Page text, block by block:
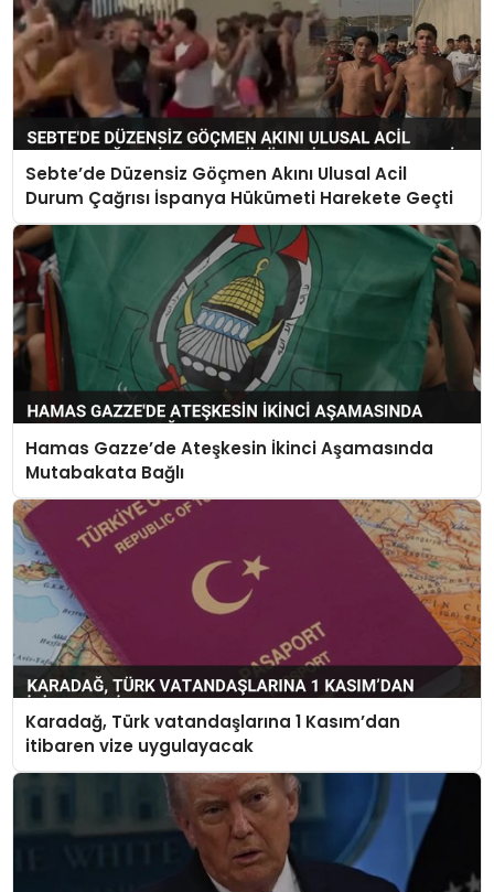
Sebte’de Düzensiz Göçmen Akını Ulusal Acil
Durum Çağrısı İspanya Hükümeti Harekete Geçti
Hamas Gazze’de Ateşkesin İkinci Aşamasında
Mutabakata Bağlı
Karadağ, Türk vatandaşlarına 1 Kasım’dan
itibaren vize uygulayacak